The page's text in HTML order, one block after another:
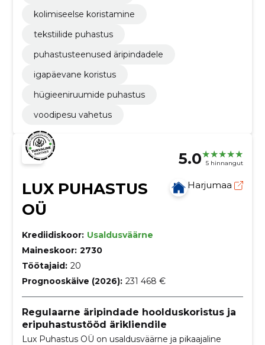
kolimiseelse koristamine
tekstiilide puhastus
puhastusteenused äripindadele
igapäevane koristus
hügieeniruumide puhastus
voodipesu vahetus
5.0 5 hinnangut
LUX PUHASTUS
OÜ
Harjumaa
Krediidiskoor: Usaldusväärne
Maineskoor: 2730
Töötajaid: 20
Prognooskäive (2026): 231 468 €
Regulaarne äripindade hoolduskoristus ja
eripuhastustööd ärikliendile
Lux Puhastus OÜ on usaldusväärne ja pikaajaline